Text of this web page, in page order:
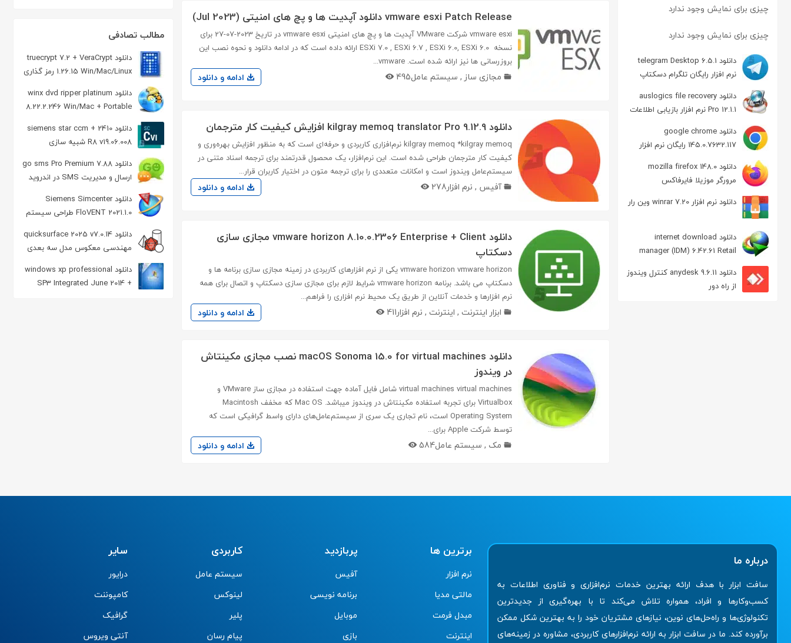
چیزی برای نمایش وجود ندارد
چیزی برای نمایش وجود ندارد
دانلود telegram Desktop 6.5.1
نرم افزار رایگان تلگرام دسکتاپ
دانلود auslogics file recovery
Pro 12.1.1 نرم افزار بازیابی اطلاعات
دانلود google chrome
145.0.7632.117 رایگان نرم افزار
مرورگر گوگل کروم
دانلود mozilla firefox 148.0
مرورگر موزیلا فایرفاکس
دانلود نرم افزار winrar 7.20 وین رار
دانلود internet download
manager (IDM) 6.42.61 Retail
مدیریت دانلود
دانلود anydesk 9.6.11 کنترل ویندوز
از راه دور
vmware esxi Patch Release دانلود آپدیت ها و پچ های امنیتی (Jul 2023)
vmware esxi شرکت VMware آپدیت ها و پچ های امنیتی vmware esxi در تاریخ 2023-07-27 برای
نسخه ESXi 7.0 , ESXi 6.7 , ESXi 6.0, ESXi 6.0 ارائه داده است که در ادامه دانلود و نحوه نصب این
بروزرسانی ها نیز ارائه شده است. vmware...
مجازی ساز, سیستم عامل495 ادامه و دانلود
دانلود kilgray memoq translator Pro 9.12.9 افزایش کیفیت کار مترجمان
kilgray memoq *kilgray memoq نرم‌افزاری کاربردی و حرفه‌ای است که به منظور افزایش بهره‌وری و
کیفیت کار مترجمان طراحی شده است. این نرم‌افزار، یک محصول قدرتمند برای ترجمه اسناد متنی در
سیستم‌عامل ویندوز است و امکانات متعددی را برای ترجمه متون در اختیار کاربران قرار...
آفیس , نرم افزار278 ادامه و دانلود
دانلود vmware horizon 8.10.0.2306 Enterprise + Client مجازی سازی
دسکتاپ
vmware horizon vmware horizon یکی از نرم افزارهای کاربردی در زمینه مجازی سازی برنامه ها و
دسکتاپ می باشد. برنامه vmware horizon شرایط لازم برای مجازی سازی دسکتاپ و اتصال برای همه
نرم افزارها و خدمات آنلاین از طریق یک محیط نرم افزاری را فراهم...
ابزار اینترنت , اینترنت , نرم افزار411 ادامه و دانلود
دانلود macOS Sonoma 15.0 for virtual machines نصب مجازی مکینتاش
در ویندوز
virtual machines virtual machines شامل فایل آماده جهت استفاده در مجازی ساز VMware و
Virtualbox برای تجربه استفاده مکینتاش در ویندوز میباشد. Mac OS که مخفف Macintosh
Operating System است، نام تجاری یک سری از سیستم‌عامل‌های دارای واسط گرافیکی است که
توسط شرکت Apple برای...
مک , سیستم عامل584 ادامه و دانلود
مطالب تصادفی
دانلود truecrypt 7.2 + VeraCrypt
1.26.15 Win/Mac/Linux رمز گذاری
فایل و درایو
دانلود winx dvd ripper platinum
8.22.2.246 Win/Mac + Portable
مبدل DVD
دانلود siemens star ccm + 2410
R8 v19.06.008 شبیه سازی
دینامیک سیالات
دانلود go sms Pro Premium 7.88
ارسال و مدیریت SMS در اندروید
دانلود Siemens Simcenter
FloVENT 2021.1.0 طراحی سیستم
دانلود quicksurface 2025 v7.0.14
مهندسی معکوس مدل سه بعدی
دانلود windows xp professional
SP3 Integrated June 2014 +
درباره ما
سافت ابزار با هدف ارائه بهترین خدمات نرم‌افزاری و فناوری اطلاعات به
کسب‌وکارها و افراد، همواره تلاش می‌کند تا با بهره‌گیری از جدیدترین
تکنولوژی‌ها و راه‌حل‌های نوین، نیازهای مشتریان خود را به بهترین شکل ممکن
برآورده کند. ما در سافت ابزار به ارائه نرم‌افزارهای کاربردی، مشاوره در زمینه‌های
برترین ها
نرم افزار
مالتی مدیا
مبدل فرمت
اینترنت
پربازدید
آفیس
برنامه نویسی
موبایل
بازی
کاربردی
سیستم عامل
لینوکس
پلیر
پیام رسان
سایر
درایور
کامپوننت
گرافیک
آنتی ویروس